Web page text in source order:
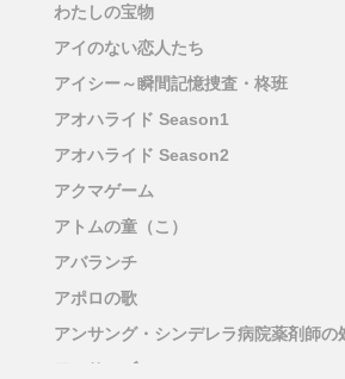
わたしの宝物
アイのない恋人たち
アイシー～瞬間記憶捜査・柊班
アオハライド Season1
アオハライド Season2
アクマゲーム
アトムの童（こ）
アバランチ
アポロの歌
アンサング・シンデレラ病院薬剤師の
アンサンブル